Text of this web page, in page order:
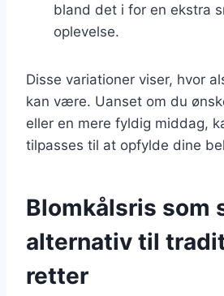
bland det i for en ekstra
oplevelse.
Disse variationer viser, hvor
kan være. Uanset om du
eller en mere fyldig middag,
tilpasses til at opfylde dine
Blomkålsris som
alternativ til
retter